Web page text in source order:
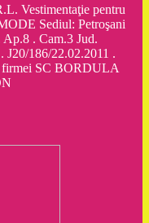
Vestimentaţie pentru
Sediul: Petroşani
. Cam.3 Jud.
J20/186/22.02.2011 .
firmei SC BORDULA